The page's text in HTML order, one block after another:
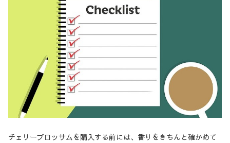
チェリーブロッサムを購入する前には、香りをきちんと確かめて